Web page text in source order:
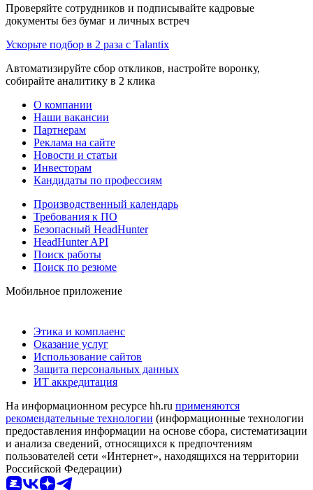
Проверяйте сотрудников и подписывайте кадровые
документы без бумаг и личных встреч
Ускорьте подбор в 2 раза с Talantix
Автоматизируйте сбор откликов, настройте воронку,
собирайте аналитику в 2 клика
О компании
Наши вакансии
Партнерам
Реклама на сайте
Новости и статьи
Инвесторам
Кандидаты по профессиям
Производственный календарь
Требования к ПО
Безопасный HeadHunter
HeadHunter API
Поиск работы
Поиск по резюме
Мобильное приложение
Этика и комплаенс
Оказание услуг
Использование сайтов
Защита персональных данных
ИТ аккредитация
На информационном ресурсе hh.ru применяются
рекомендательные технологии (информационные технологии
предоставления информации на основе сбора, систематизации
и анализа сведений, относящихся к предпочтениям
пользователей сети «Интернет», находящихся на территории
Российской Федерации)